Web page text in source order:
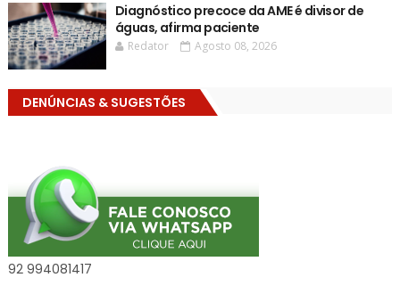
Diagnóstico precoce da AME é divisor de
águas, afirma paciente
Redator Agosto 08, 2026
DENÚNCIAS & SUGESTÕES
92 994081417